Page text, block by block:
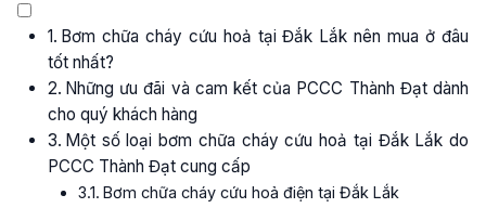
Bơm chữa cháy cứu hoả tại Đắk Lắk nên mua ở đâu
tốt nhất?
Những ưu đãi và cam kết của PCCC Thành Đạt dành
cho quý khách hàng
Một số loại bơm chữa cháy cứu hoả tại Đắk Lắk do
PCCC Thành Đạt cung cấp
Bơm chữa cháy cứu hoả điện tại Đắk Lắk